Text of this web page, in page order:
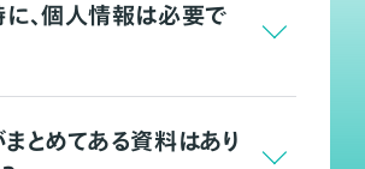
、個人情報は必要で
とめてある資料はあり